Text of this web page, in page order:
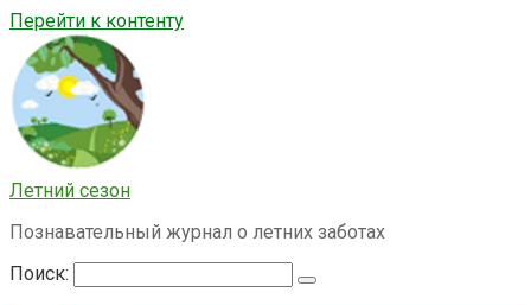
Перейти к контенту
Летний сезон
Познавательный журнал о летних заботах
Поиск: